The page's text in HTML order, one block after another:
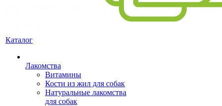
Каталог
Лакомства
Витамины
Кости из жил для собак
Натуральные лакомства
для собак